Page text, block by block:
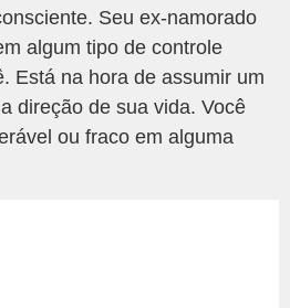
Seu ex-namorado
algum tipo de controle
Está na hora de assumir um
direção de sua vida. Você
ou fraco em alguma